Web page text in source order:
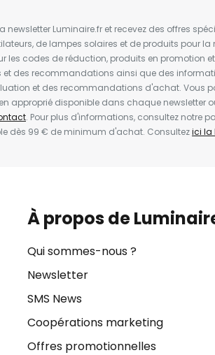
newsletter Luminaire.fr et recevez des offres
de lampes solaires et de produits pour la
les codes de réduction, produits en promotion
et des recommandations ainsi que des
et des recommandations d'achat. Vous
approprié disponible dans chaque newsletter
. Pour plus d'informations, consultez notre
dès 99 € de minimum d'achat. Consultezici la
À propos de
Qui sommes-nous ?
Newsletter
SMS News
Coopérations marketing
Offres promotionnelles